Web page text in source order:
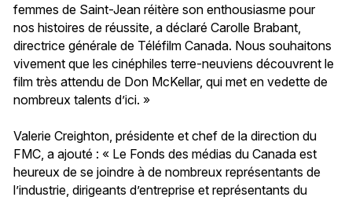
femmes de Saint-Jean réitère son enthousiasme pour
nos histoires de réussite, a déclaré Carolle Brabant,
directrice générale de Téléfilm Canada. Nous souhaitons
vivement que les cinéphiles terre-neuviens découvrent le
film très attendu de Don McKellar, qui met en vedette de
nombreux talents d’ici. »
Valerie Creighton, présidente et chef de la direction du
FMC, a ajouté : « Le Fonds des médias du Canada est
heureux de se joindre à de nombreux représentants de
l’industrie, dirigeants d’entreprise et représentants du